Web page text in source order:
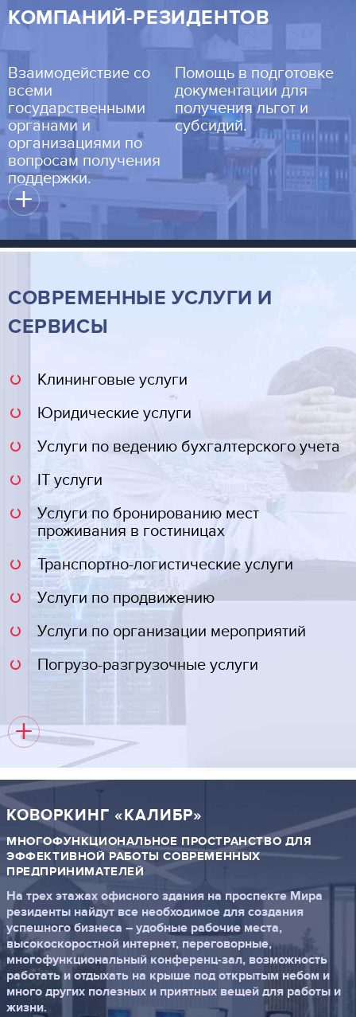
КОМПАНИЙ-РЕЗИДЕНТОВ
Взаимодействие со
всеми
государственными
органами и
организациями по
вопросам получения
поддержки.
Помощь в подготовке
документации для
получения льгот и
субсидий.
+
СОВРЕМЕННЫЕ УСЛУГИ И
СЕРВИСЫ
Клининговые услуги
Юридические услуги
Услуги по ведению бухгалтерского учета
IT услуги
Услуги по бронированию мест
проживания в гостиницах
Транспортно-логистические услуги
Услуги по продвижению
Услуги по организации мероприятий
Погрузо-разгрузочные услуги
+
КОВОРКИНГ «КАЛИБР»
МНОГОФУНКЦИОНАЛЬНОЕ ПРОСТРАНСТВО ДЛЯ
ЭФФЕКТИВНОЙ РАБОТЫ СОВРЕМЕННЫХ
ПРЕДПРИНИМАТЕЛЕЙ
На трех этажах офисного здания на проспекте Мира
резиденты найдут все необходимое для создания
успешного бизнеса – удобные рабочие места,
высокоскоростной интернет, переговорные,
многофункциональный конференц-зал, возможность
работать и отдыхать на крыше под открытым небом и
много других полезных и приятных вещей для работы и
жизни.